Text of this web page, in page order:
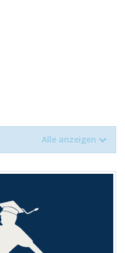
Alle anzeigen